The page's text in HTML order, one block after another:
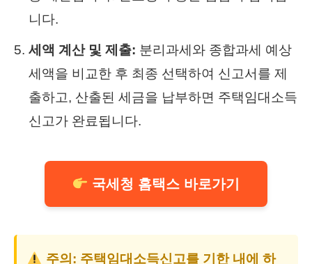
니다.
세액 계산 및 제출: 분리과세와 종합과세 예상
세액을 비교한 후 최종 선택하여 신고서를 제
출하고, 산출된 세금을 납부하면 주택임대소득
신고가 완료됩니다.
국세청 홈택스 바로가기
주의: 주택임대소득신고를 기한 내에 하